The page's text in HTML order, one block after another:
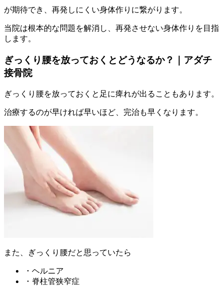
が期待でき、再発しにくい身体作りに繋がります。
当院は根本的な問題を解消し、再発させない身体作りを目指
します。
ぎっくり腰を放っておくとどうなるか？｜アダチ
接骨院
ぎっくり腰を放っておくと足に痺れが出ることもあります。
治療するのが早ければ早いほど、完治も早くなります。
また、ぎっくり腰だと思っていたら
・ヘルニア
・脊柱管狭窄症